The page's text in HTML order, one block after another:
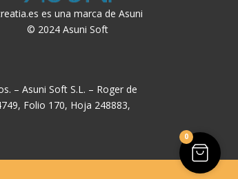
es una marca de Asuni
© 2024 Asuni Soft
– Asuni Soft S.L. – Roger de
Folio 170, Hoja 248883,
0